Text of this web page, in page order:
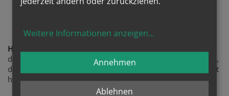
Sel. Ladislaus Batthyany
Himmlischer Patron
des Projektes ist der sel. Ladislaus Batthyany, frommer Arzt,
der gerne mit seinem Auto fuhr und es auch selber repariert
hat.
Weitere Informationen anzeigen...
Ablehnen
Annehmen